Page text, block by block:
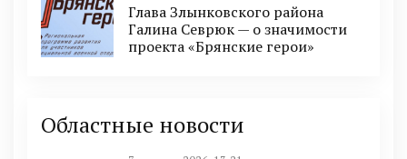
Глава Злынковского района
Галина Севрюк — о значимости
проекта «Брянские герои»
Областные новости